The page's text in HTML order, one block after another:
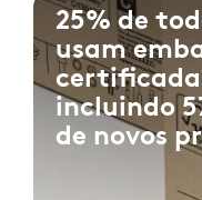
25% de
usam
incluindo
de novos